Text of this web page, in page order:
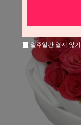
일주일간 열지 않기